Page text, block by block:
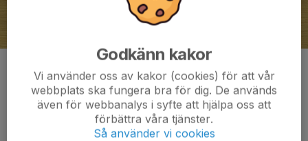
Kommentarer
Godkänn kakor
Vi använder oss av kakor (cookies) för att vår
webbplats ska fungera bra för dig. De används
även för webbanalys i syfte att hjälpa oss att
förbättra våra tjänster.
Så använder vi cookies